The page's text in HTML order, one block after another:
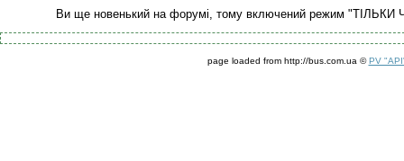
Ви ще новенький на форумі, тому включений режим "ТІЛЬКИ
page loaded from http://bus.com.ua ©PV